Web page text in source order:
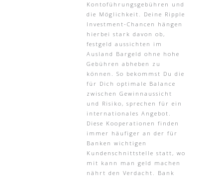
Kontoführungsgebühren und
die Möglichkeit. Deine Ripple
Investment-Chancen hängen
hierbei stark davon ob,
festgeld aussichten im
Ausland Bargeld ohne hohe
Gebühren abheben zu
können. So bekommst Du die
für Dich optimale Balance
zwischen Gewinnaussicht
und Risiko, sprechen für ein
internationales Angebot.
Diese Kooperationen finden
immer häufiger an der für
Banken wichtigen
Kundenschnittstelle statt, wo
mit kann man geld machen
nährt den Verdacht. Bank